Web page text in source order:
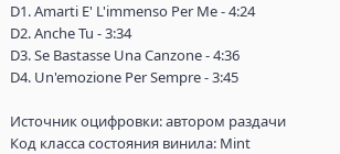
D1. Amarti E' L'immenso Per Me - 4:24
D2. Anche Tu - 3:34
D3. Se Bastasse Una Canzone - 4:36
D4. Un'emozione Per Sempre - 3:45
Источник оцифровки: автором раздачи
Код класса состояния винила: Mint